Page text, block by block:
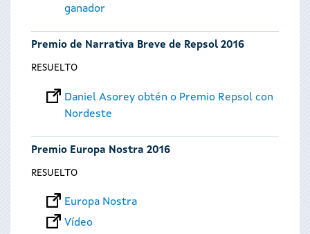
ganador
Premio de Narrativa Breve de Repsol 2016
RESUELTO
Daniel Asorey obtén o Premio Repsol con
Nordeste
Premio Europa Nostra 2016
RESUELTO
Europa Nostra
Vídeo